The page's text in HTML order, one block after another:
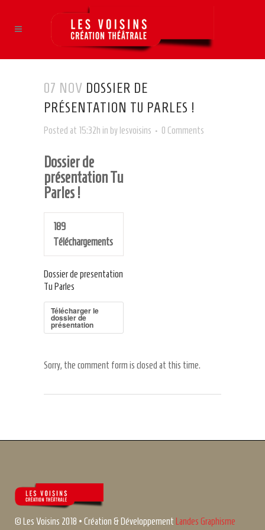
07 NOV DOSSIER DE
PRÉSENTATION TU PARLES !
Posted at 15:32h in by lesvoisins 0 Comments
Dossier de
présentation Tu
Parles !
189
Téléchargements
Dossier de presentation
Tu Parles
Télécharger le
dossier de
présentation
Sorry, the comment form is closed at this time.
© Les Voisins 2018 • Création & Développement Landes Graphisme